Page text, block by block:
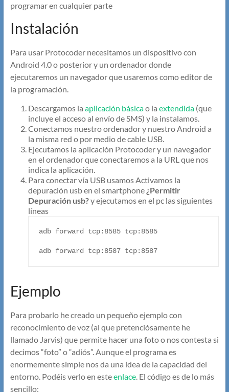
programar en cualquier parte
Instalación
Para usar Protocoder necesitamos un dispositivo con
Android 4.0 o posterior y un ordenador donde
ejecutaremos un navegador que usaremos como editor de
la programación.
Descargamos la aplicación básicao la extendida(que
incluye el acceso al envío de SMS) y la instalamos.
Conectamos nuestro ordenador y nuestro Android a
la misma red o por medio de cable USB.
Ejecutamos la aplicación Protocoder y un navegador
en el ordenador que conectaremos a la URL que nos
indica la aplicación.
Para conectar vía USB usamos Activamos la
depuración usb en el smartphone ¿Permitir
Depuración usb?y ejecutamos en el pc las siguientes
líneas
adb forward tcp:8585 tcp:8585
adb forward tcp:8587 tcp:8587
Ejemplo
Para probarlo he creado un pequeño ejemplo con
reconocimiento de voz (al que pretenciósamente he
llamado Jarvis) que permite hacer una foto o nos contesta si
decimos “foto” o “adiós”. Aunque el programa es
enormemente simple nos da una idea de la capacidad del
entorno. Podéis verlo en esteenlace. El código es de lo más
sencillo: